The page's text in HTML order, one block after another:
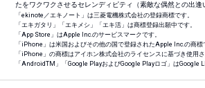
たをワクワクさせるセレンディピティ（素敵な偶然との出逢
「ekinote／エキノート」は三菱電機株式会社の登録商標です。
「エキガタリ」「エキメシ」「エキ活」は商標登録出願中です。
「App Store」はApple Inc.のサービスマークです。
「iPhone」は米国およびその他の国で登録されたApple Inc.の商標
「iPhone」の商標はアイホン株式会社のライセンスに基づき使用さ
「AndroidTM 」「Google PlayおよびGoogle Playロゴ」はGoogle